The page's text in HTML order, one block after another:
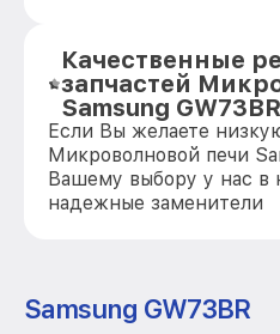
Качественные
запчастей
Samsung GW73BR
Если Вы желаете
Микроволновой печи
Вашему выбору у нас в
надежные заменители
Samsung GW73BR